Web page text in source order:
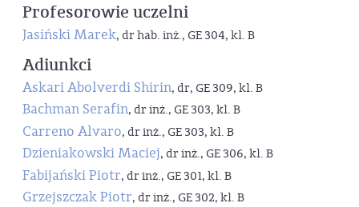
Profesorowie uczelni
Jasiński Marek, dr hab. inż., GE 304, kl. B
Adiunkci
Askari Abolverdi Shirin, dr, GE 309, kl. B
Bachman Serafin, dr inż., GE 303, kl. B
Carreno Alvaro, dr inż., GE 303, kl. B
Dzieniakowski Maciej, dr inż., GE 306, kl. B
Fabijański Piotr, dr inż., GE 301, kl. B
Grzejszczak Piotr, dr inż., GE 302, kl. B